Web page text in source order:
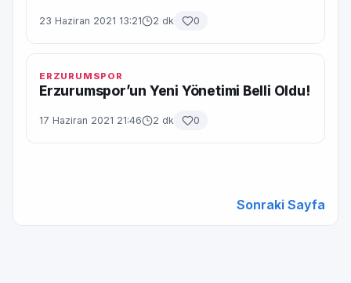
23 Haziran 2021 13:21 2 dk 0
ERZURUMSPOR
Erzurumspor’un Yeni Yönetimi Belli Oldu!
17 Haziran 2021 21:46 2 dk 0
Sonraki Sayfa